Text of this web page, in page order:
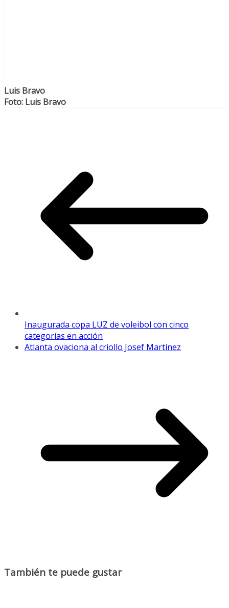
Luis Bravo
Foto: Luis Bravo
Inaugurada copa LUZ de voleibol con cinco
categorías en acción
Atlanta ovaciona al criollo Josef Martínez
También te puede gustar